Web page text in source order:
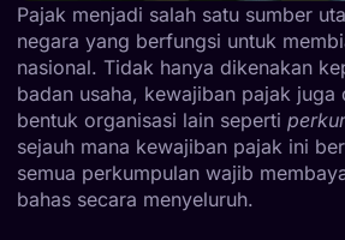
Pajak menjadi salah satu sumber
negara yang berfungsi untuk
nasional. Tidak hanya dikenakan
badan usaha, kewajiban pajak
bentuk organisasi lain seperti
sejauh mana kewajiban pajak ini
semua perkumpulan wajib
bahas secara menyeluruh.